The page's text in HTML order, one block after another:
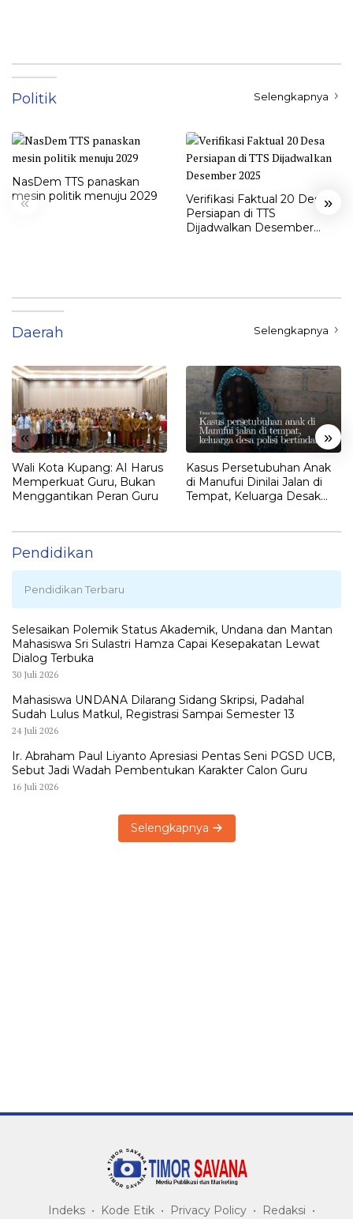
Politik Selengkapnya
« »
NasDem TTS panaskan
mesin politik menuju 2029
Verifikasi Faktual 20 Desa
Persiapan di TTS
Dijadwalkan Desember
Daerah Selengkapnya
« »
Wali Kota Kupang: AI Harus
Memperkuat Guru, Bukan
Menggantikan Peran Guru
Kasus Persetubuhan Anak
di Manufui Dinilai Jalan di
Tempat, Keluarga Desak
Pendidikan
Pendidikan Terbaru
Selesaikan Polemik Status Akademik, Undana dan Mantan
Mahasiswa Sri Sulastri Hamza Capai Kesepakatan Lewat
Dialog Terbuka
30 Juli 2026
Mahasiswa UNDANA Dilarang Sidang Skripsi, Padahal
Sudah Lulus Matkul, Registrasi Sampai Semester 13
24 Juli 2026
Ir. Abraham Paul Liyanto Apresiasi Pentas Seni PGSD UCB,
Sebut Jadi Wadah Pembentukan Karakter Calon Guru
16 Juli 2026
Selengkapnya
Indeks Kode Etik Privacy Policy Redaksi